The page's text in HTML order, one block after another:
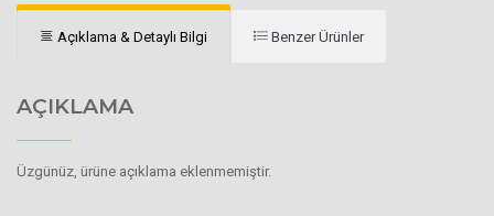
Açıklama & Detaylı Bilgi Benzer Ürünler
AÇIKLAMA
Üzgünüz, ürüne açıklama eklenmemiştir.